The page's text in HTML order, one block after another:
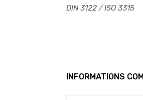
DIN 3122 / ISO 3315
INFORMATIONS